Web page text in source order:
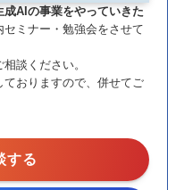
成AIの事業をやっていきた
ミナー・勉強会をさせて
談ください。
おりますので、併せてご
する